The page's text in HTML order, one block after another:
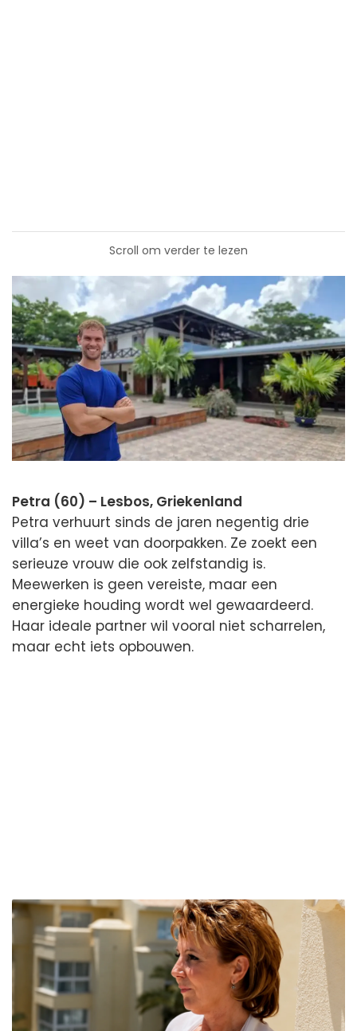
Scroll om verder te lezen
Petra (60) – Lesbos, Griekenland
Petra verhuurt sinds de jaren negentig drie
villa’s en weet van doorpakken. Ze zoekt een
serieuze vrouw die ook zelfstandig is.
Meewerken is geen vereiste, maar een
energieke houding wordt wel gewaardeerd.
Haar ideale partner wil vooral niet scharrelen,
maar echt iets opbouwen.